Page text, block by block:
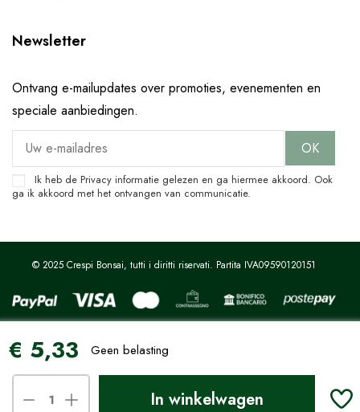
€ 5,33 Geen belasting
In winkelwagen
Newsletter
Ontvang e-mailupdates over promoties, evenementen en
speciale aanbiedingen.
Ik heb de Privacy informatie gelezen en ga hiermee akkoord. Ook
ga ik akkoord met het ontvangen van communicatie.
© 2025 Crespi Bonsai, tutti i diritti riservati. Partita IVA09590120151
Site beschermd door reCAPTCHA.Privacy
Uw privacy-opties